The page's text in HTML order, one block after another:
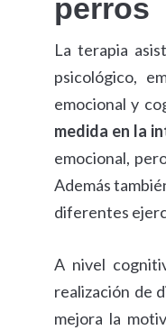
perros
La terapia
psicológico,
emocional y
medida en la
emocional,
Además
diferentes
A nivel
realización de
mejora la